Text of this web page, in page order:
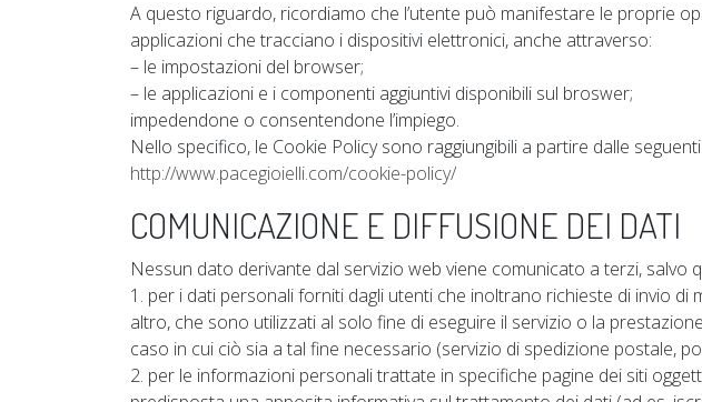
A questo riguardo, ricordiamo che l’utente può manifestare le proprie
applicazioni che tracciano i dispositivi elettronici, anche attraverso:
– le impostazioni del browser;
– le applicazioni e i componenti aggiuntivi disponibili sul broswer;
impedendone o consentendone l’impiego.
Nello specifico, le Cookie Policy sono raggiungibili a partire dalle
http://www.pacegioielli.com/cookie-policy/
COMUNICAZIONE E DIFFUSIONE DEI DATI
Nessun dato derivante dal servizio web viene comunicato a terzi, salvo
1. per i dati personali forniti dagli utenti che inoltrano richieste di invio di
altro, che sono utilizzati al solo fine di eseguire il servizio o la
caso in cui ciò sia a tal fine necessario (servizio di spedizione postale,
2. per le informazioni personali trattate in specifiche pagine dei siti